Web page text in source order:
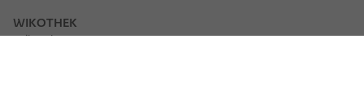
WIKOTHEK